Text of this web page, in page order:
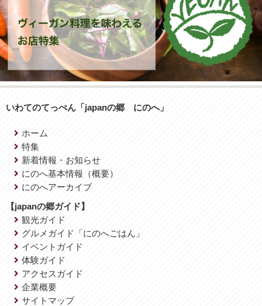
いわてのてっぺん「japanの郷 にのへ」
ホーム
特集
新着情報・お知らせ
にのへ基本情報（概要）
にのへアーカイブ
【japanの郷ガイド】
観光ガイド
グルメガイド「にのへごはん」
イベントガイド
体験ガイド
アクセスガイド
企業概要
サイトマップ